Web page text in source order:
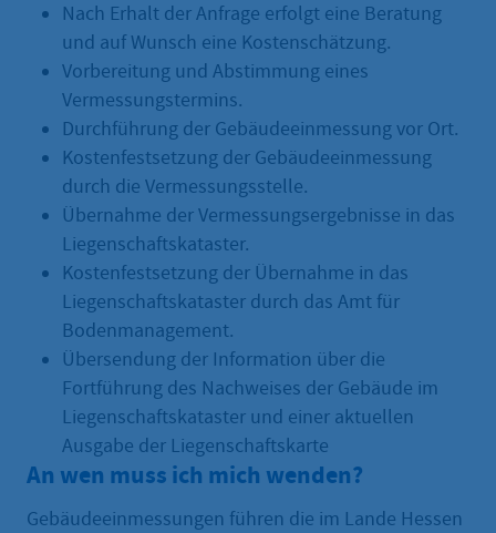
Nach Erhalt der Anfrage erfolgt eine Beratung
und auf Wunsch eine Kostenschätzung.
Vorbereitung und Abstimmung eines
Vermessungstermins.
Durchführung der Gebäudeeinmessung vor Ort.
Kostenfestsetzung der Gebäudeeinmessung
durch die Vermessungsstelle.
Übernahme der Vermessungsergebnisse in das
Liegenschaftskataster.
Kostenfestsetzung der Übernahme in das
Liegenschaftskataster durch das Amt für
Bodenmanagement.
Übersendung der Information über die
Fortführung des Nachweises der Gebäude im
Liegenschaftskataster und einer aktuellen
Ausgabe der Liegenschaftskarte
An wen muss ich mich wenden?
Gebäudeeinmessungen führen die im Lande Hessen